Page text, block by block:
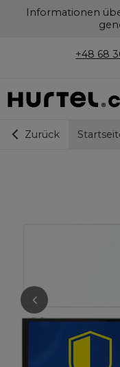
Informationen
+48 68
Zurück